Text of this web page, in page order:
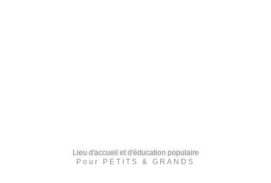
Lieu d'accueil et d'éducation populaire
Pour PETITS & GRANDS